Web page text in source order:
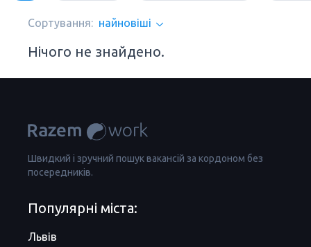
Сортування: найновіші
Нічого не знайдено.
Швидкий і зручний пошук вакансій за кордоном без
посередників.
Популярні міста:
Львів